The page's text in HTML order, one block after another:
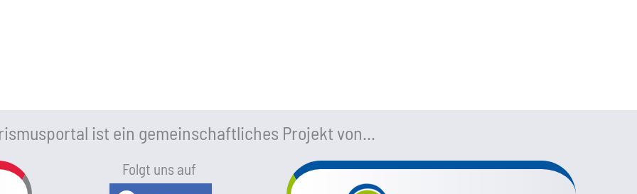
ist ein gemeinschaftliches Projekt von...
Folgt uns auf